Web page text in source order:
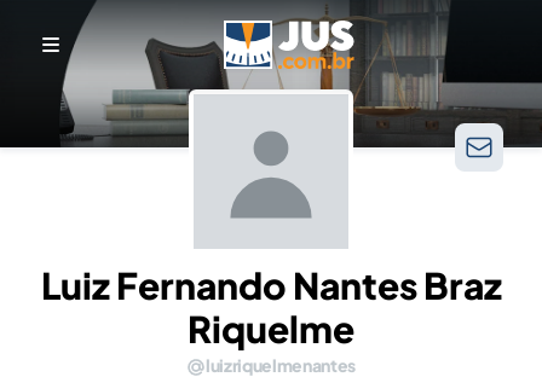
Luiz Fernando Nantes Braz
Riquelme
luizriquelmenantes